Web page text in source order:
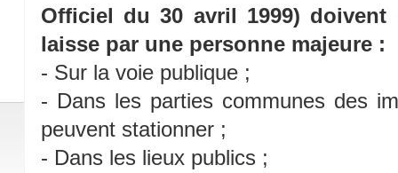
Officiel du 30 avril 1999)
laisse par une personne majeure :
- Sur la voie publique ;
- Dans les parties communes des
peuvent stationner ;
- Dans les lieux publics ;